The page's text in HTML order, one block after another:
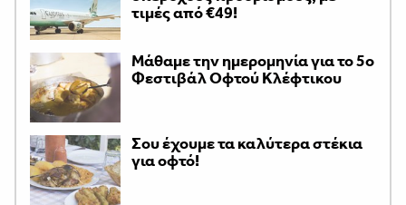
τιμές από €49!
Μάθαμε την ημερομηνία για το 5ο
Φεστιβάλ Οφτού Κλέφτικου
Σου έχουμε τα καλύτερα στέκια
για οφτό!